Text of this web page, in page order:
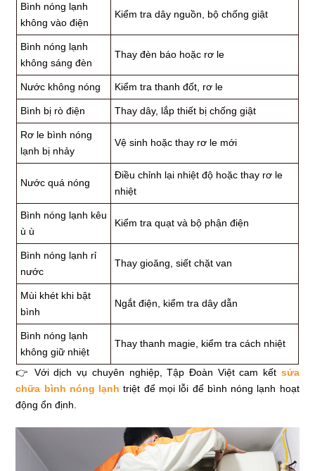
Bình nóng lạnh
không vào điện
Kiểm tra dây nguồn, bộ chống giật
Bình nóng lạnh
không sáng đèn
Thay đèn báo hoặc rơ le
Nước không nóng Kiểm tra thanh đốt, rơ le
Bình bị rò điện Thay dây, lắp thiết bị chống giật
Rơ le bình nóng
lạnh bị nhảy
Vệ sinh hoặc thay rơ le mới
Nước quá nóng
Điều chỉnh lại nhiệt độ hoặc thay rơ le
nhiệt
Bình nóng lạnh kêu
ù ù
Kiểm tra quạt và bộ phận điện
Bình nóng lạnh rỉ
nước
Thay gioăng, siết chặt van
Mùi khét khi bật
bình
Ngắt điện, kiểm tra dây dẫn
Bình nóng lạnh
không giữ nhiệt
Thay thanh magie, kiểm tra cách nhiệt
👉 Với dịch vụ chuyên nghiệp, Tập Đoàn Việt cam kết sửa
chữa bình nóng lạnh triệt để mọi lỗi để bình nóng lạnh hoạt
động ổn định.